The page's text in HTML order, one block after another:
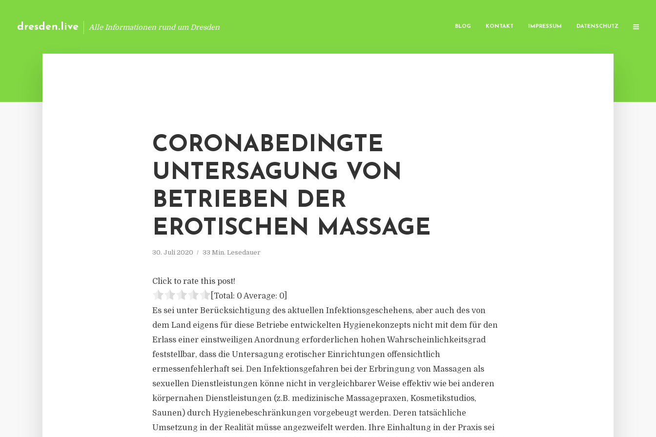
dresden.live Alle Informationen rund um Dresden BLOG KONTAKT IMPRESSUM DATENSCHUTZ
CORONABEDINGTE
UNTERSAGUNG VON
BETRIEBEN DER
EROTISCHEN MASSAGE
30. Juli 2020 33 Min. Lesedauer
Click to rate this post!
[Total: 0 Average: 0
Es sei unter Berücksichtigung des aktuellen Infektionsgeschehens, aber auch des von
dem Land eigens für diese Betriebe entwickelten Hygienekonzepts nicht mit dem für den
Erlass einer einstweiligen Anordnung erforderlichen hohen Wahrscheinlichkeitsgrad
feststellbar, dass die Untersagung erotischer Einrichtungen offensichtlich
ermessenfehlerhaft sei. Den Infektionsgefahren bei der Erbringung von Massagen als
sexuellen Dienstleistungen könne nicht in vergleichbarer Weise effektiv wie bei anderen
körpernahen Dienstleistungen (z.B. medizinische Massagepraxen, Kosmetikstudios,
Saunen) durch Hygienebeschränkungen vorgebeugt werden. Deren tatsächliche
Umsetzung in der Realität müsse angezweifelt werden. Ihre Einhaltung in der Praxis sei